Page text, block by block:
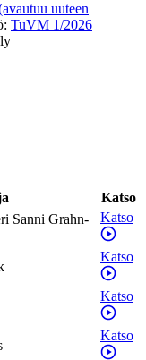
uuteen
: TuVM 1/2026
Katso
Sanni Grahn-
Katso
Katso
Katso
Katso